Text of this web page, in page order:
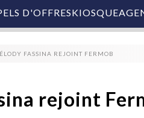
Nice : Denis
est décédé
D'OFFRESKIOSQUE
FASSINA REJOINT FERMOB
rejoint